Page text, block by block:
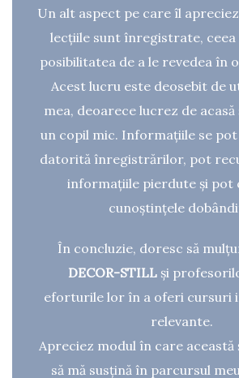
Un alt aspect pe care îl
lecțiile sunt înregistrate, ceea
posibilitatea de a le revedea în
Acest lucru este deosebit de
mea, deoarece lucrez de
un copil mic. Informațiile se
datorită înregistrărilor, pot
informațiile pierdute și pot
cunoștințele
În concluzie, doresc să
DECOR-STILLși
eforturile lor în a oferi cursuri
relevante.
Apreciez modul în care această
să mă susțină în parcursul